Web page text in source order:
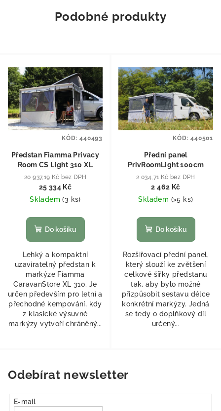
Podobné produkty
Předstan Fiamma Privacy
Room CS Light 310 XL
20 937,19 Kč bez DPH
25 334 Kč
Skladem(3 ks)
Do košíku
Lehký a kompaktní
uzavíratelný předstan k
markýze Fiamma
CaravanStore XL 310. Je
určen především pro letní a
přechodné kempování, kdy
z klasické výsuvné
markýzy vytvoří chráněný...
KÓD:440493
Přední panel
PrivRoomLight 100cm
2 034,71 Kč bez DPH
2 462 Kč
Skladem (>5 ks)
Do košíku
Rozšiřovací přední panel,
který slouží ke zvětšení
celkové šířky předstanu
tak, aby bylo možné
přizpůsobit sestavu délce
konkrétní markýzy. Jedná
se tedy o doplňkový díl
určený...
KÓD:440501
Odebírat newsletter
E-mail